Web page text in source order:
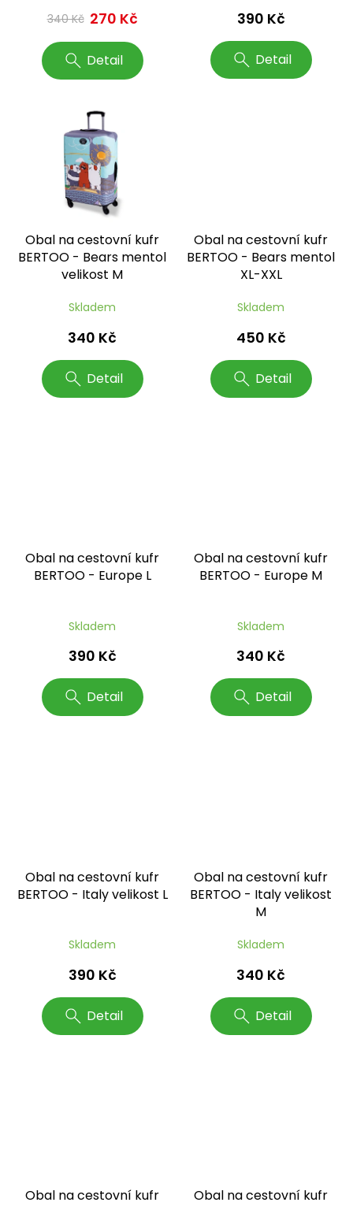
340 Kč 270 Kč
Detail
390 Kč
Detail
Obal na cestovní kufr
BERTOO - Bears mentol
velikost M
Skladem
340 Kč
Detail
Obal na cestovní kufr
BERTOO - Bears mentol
XL-XXL
Skladem
450 Kč
Detail
Obal na cestovní kufr
BERTOO - Europe L
Skladem
390 Kč
Detail
Obal na cestovní kufr
BERTOO - Europe M
Skladem
340 Kč
Detail
Obal na cestovní kufr
BERTOO - Italy velikost L
Skladem
390 Kč
Detail
Obal na cestovní kufr
BERTOO - Italy velikost
M
Skladem
340 Kč
Detail
Obal na cestovní kufr
Obal na cestovní kufr